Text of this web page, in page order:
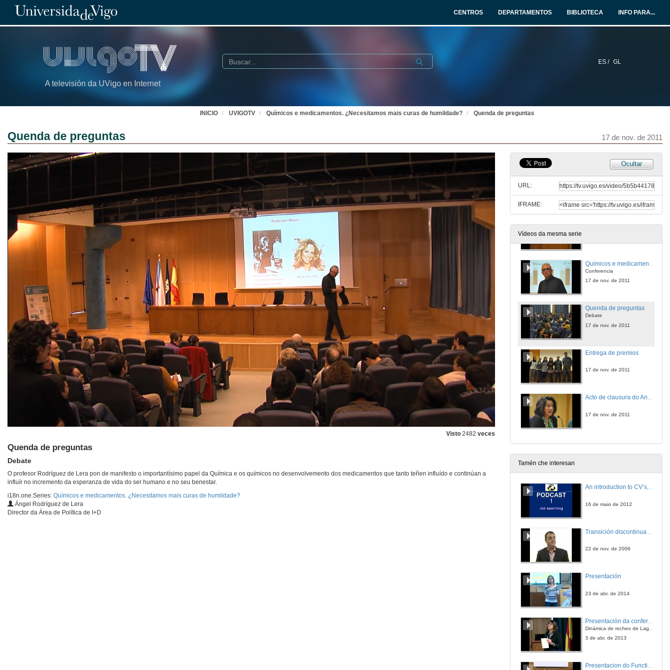
CENTROS DEPARTAMENTOS BIBLIOTECA INFO PARA...
A televisión da UVigo en Internet
ES / GL
Buscar Submit
INICIO UVIGOTV Químicos e medicamentos. ¿Necesitamos mais curas de humildade? Quenda de preguntas
Quenda de preguntas 17 de nov. de 2011
Visto 2482 veces
Quenda de preguntas
Debate
O profesor Rodríguez de Lera pon de manifesto o importantísimo papel da Química e os químicos no desenvolvemento dos medicamentos que tanto teñen influído e continúan a
influír no incremento da esperanza de vida do ser humano e no seu benestar.
i18n.one.Series: Químicos e medicamentos. ¿Necesitamos mais curas de humildade?
Ángel Rodríguez de Lera
Director da Área de Política de I+D
Ocultar
URL:
IFRAME:
Vídeos da mesma serie
Conferencia
17 de nov. de 2011
Quenda de preguntas
Debate
17 de nov. de 2011
Entrega de premios
17 de nov. de 2011
Acto de clausura do Ano Internacional da Química
17 de nov. de 2011
Tamén che interesan
An introduction to CV’s, letters, and job searching
16 de maio de 2012
22 de nov. de 2006
Presentación
23 de abr. de 2014
Dinámica de recheo de Lagoons en arrecifes de coral
3 de abr. de 2013
Presentacion do Functional imaging for improving Adaptive Radiotherapy Workshop